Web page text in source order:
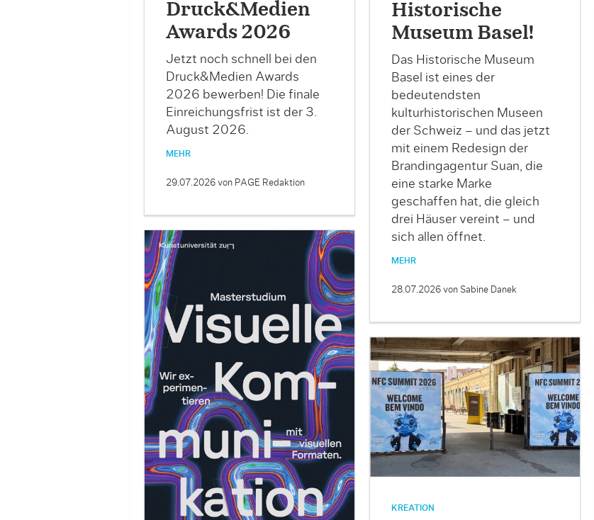
Druck&Medien
Awards 2026
Jetzt noch schnell bei den
Druck&Medien Awards
2026 bewerben! Die finale
Einreichungsfrist ist der 3.
August 2026.
MEHR
29.07.2026 von PAGE Redaktion
Historische
Museum Basel!
Das Historische Museum
Basel ist eines der
bedeutendsten
kulturhistorischen Museen
der Schweiz – und das jetzt
mit einem Redesign der
Brandingagentur Suan, die
eine starke Marke
geschaffen hat, die gleich
drei Häuser vereint – und
sich allen öffnet.
MEHR
28.07.2026 von Sabine Danek
KREATION